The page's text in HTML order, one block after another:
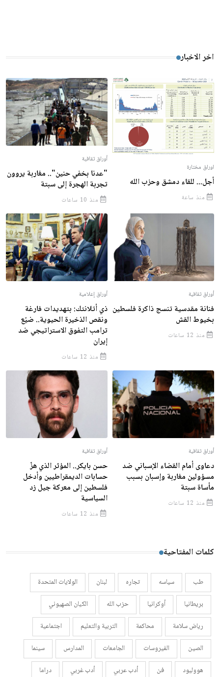
اخر الاخبار
اوراق مختارة
أجل... للقاء دمشق وحزب الله
منذ ساعة
أوراق ثقافية
"عدنا بخفي حنين".. مغاربة يروون
تجربة الهجرة إلى سبتة
منذ 10 ساعات
أوراق ثقافية
فنانة مقدسية تنسج ذاكرة فلسطين
بخيوط القش
منذ 12 ساعات
أوراق إعلامية
ذي أتلانتك: بتهديدات فارغة
ونقص الذخيرة الحيوية.. ضيّع
ترامب التفوق الاستراتيجي ضد
إيران
منذ 12 ساعات
أوراق ثقافية
دعاوى أمام القضاء الإسباني ضد
مسؤولين مغاربة وإسبان بسبب
مأساة سبتة
منذ 12 ساعات
أوراق ثقافية
حسن بايكر.. المؤثر الذي هزّ
حسابات الديمقراطيين وأدخل
فلسطين إلى معركة جيل زد
السياسية
منذ 12 ساعات
كلمات المفتاحية
طب سياسه تجاره لبنان
الولايات المتحدة
بريطانيا
أوكرانيا حزب الله
الكيان الصهيوني
رياض سلامة
محاكمة التربية والتعليم
اجتماعية
الصين
الفيروسات الجامعات المدارس
سينما
هووليود
فن أدب عربي أدب غربي
دراما